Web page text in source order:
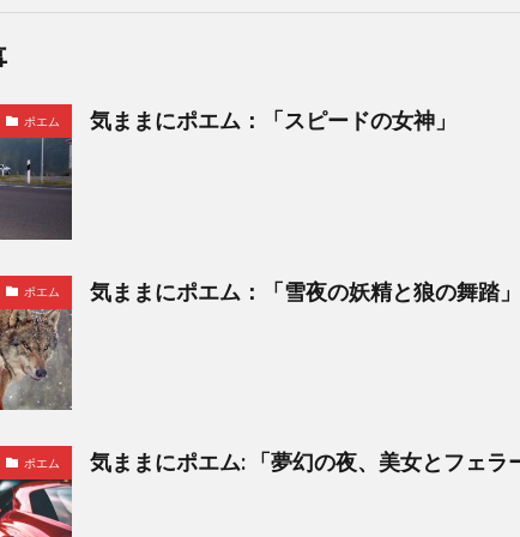
ポエム 気ままにポエム：「スピードの女神」
ポエム 気ままにポエム：「雪夜の妖精と狼の舞踏」
ポエム 気ままにポエム: 「夢幻の夜、美女とフェラ